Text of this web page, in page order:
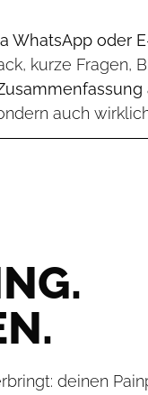
WhatsApp oder
kurze Fragen,
auch
deinen